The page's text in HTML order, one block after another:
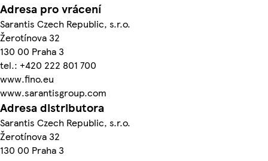
Adresa pro vrácení
Sarantis Czech Republic, s.r.o.
Žerotínova 32
130 00 Praha 3
tel.: +420 222 801 700
www.fino.eu
www.sarantisgroup.com
Adresa distributora
Sarantis Czech Republic, s.r.o.
Žerotínova 32
130 00 Praha 3